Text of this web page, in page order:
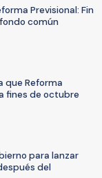
Previsional: Fin
común
que Reforma
fines de octubre
para lanzar
del